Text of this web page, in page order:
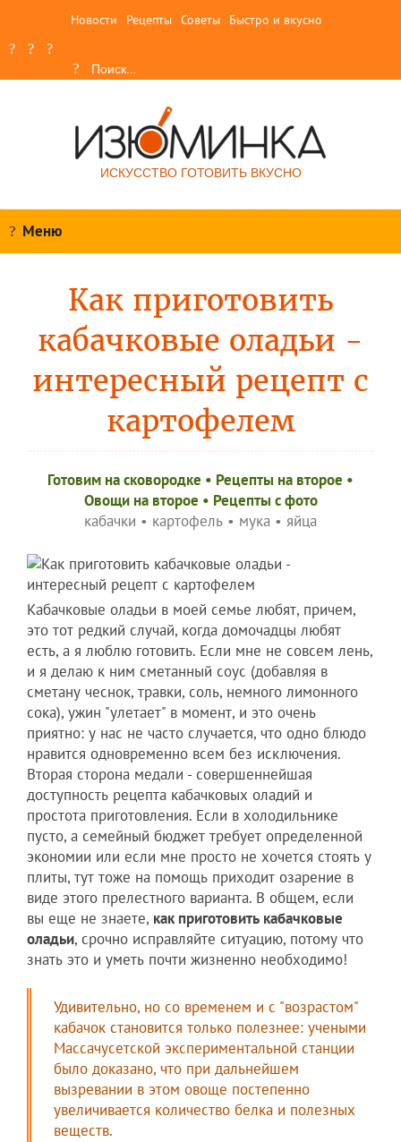
Новости Рецепты Советы Быстро и вкусно
ИСКУССТВО ГОТОВИТЬ ВКУСНО
Меню
Как приготовить
кабачковые оладьи -
интересный рецепт с
картофелем
Готовим на сковородке • Рецепты на второе •
Овощи на второе • Рецепты c фото
кабачки • картофель • мука • яйца
Кабачковые оладьи в моей семье любят, причем,
это тот редкий случай, когда домочадцы любят
есть, а я люблю готовить. Если мне не совсем лень,
и я делаю к ним сметанный соус (добавляя в
сметану чеснок, травки, соль, немного лимонного
сока), ужин "улетает" в момент, и это очень
приятно: у нас не часто случается, что одно блюдо
нравится одновременно всем без исключения.
Вторая сторона медали - совершеннейшая
доступность рецепта кабачковых оладий и
простота приготовления. Если в холодильнике
пусто, а семейный бюджет требует определенной
экономии или если мне просто не хочется стоять у
плиты, тут тоже на помощь приходит озарение в
виде этого прелестного варианта. В общем, если
вы еще не знаете, как приготовить кабачковые
оладьи, срочно исправляйте ситуацию, потому что
знать это и уметь почти жизненно необходимо!
Удивительно, но со временем и с "возрастом"
кабачок становится только полезнее: учеными
Массачусетской экспериментальной станции
было доказано, что при дальнейшем
вызревании в этом овоще постепенно
увеличивается количество белка и полезных
веществ.